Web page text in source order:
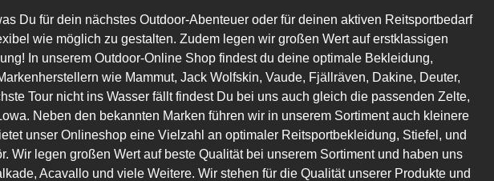
Du für dein nächstes Outdoor-Abenteuer oder für deinen aktiven Reitsportbedarf
wie möglich zu gestalten. Zudem legen wir großen Wert auf erstklassigen
In unserem Outdoor-Online Shop findest du deine optimale Bekleidung,
wie Mammut, Jack Wolfskin, Vaude, Fjällräven, Dakine, Deuter,
Tour nicht ins Wasser fällt findest Du bei uns auch gleich die passenden Zelte,
Neben den bekannten Marken führen wir in unserem Sortiment auch kleinere
unser Onlineshop eine Vielzahl an optimaler Reitsportbekleidung, Stiefel, und
legen großen Wert auf beste Qualität bei unserem Sortiment und haben uns
Acavallo und viele Weitere. Wir stehen für die Qualität unserer Produkte und